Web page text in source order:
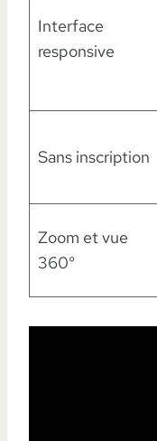
Interface
responsive
Sans inscription
Zoom et vue
360°